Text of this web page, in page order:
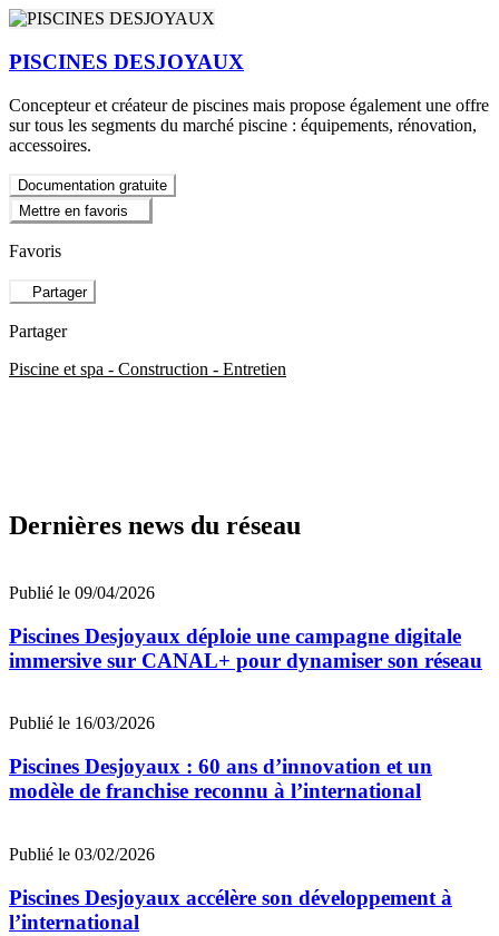
PISCINES DESJOYAUX
Concepteur et créateur de piscines mais propose également une offre
sur tous les segments du marché piscine : équipements, rénovation,
accessoires.
Documentation gratuite
Mettre en favoris
Favoris
Partager
Partager
Piscine et spa - Construction - Entretien
Dernières news du réseau
Publié le 09/04/2026
Piscines Desjoyaux déploie une campagne digitale
immersive sur CANAL+ pour dynamiser son réseau
Publié le 16/03/2026
Piscines Desjoyaux : 60 ans d’innovation et un
modèle de franchise reconnu à l’international
Publié le 03/02/2026
Piscines Desjoyaux accélère son développement à
l’international